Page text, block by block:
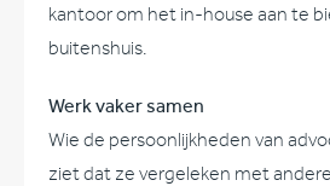
kantoor om het in-house aan te
buitenshuis.
Werk vaker samen
Wie de persoonlijkheden van
ziet dat ze vergeleken met